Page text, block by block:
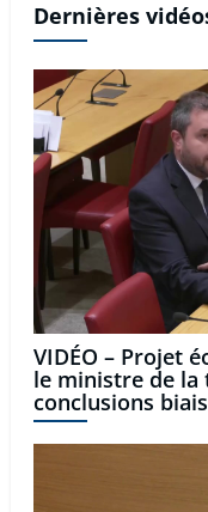
Dernières
VIDÉO – Projet
le ministre de la
conclusions